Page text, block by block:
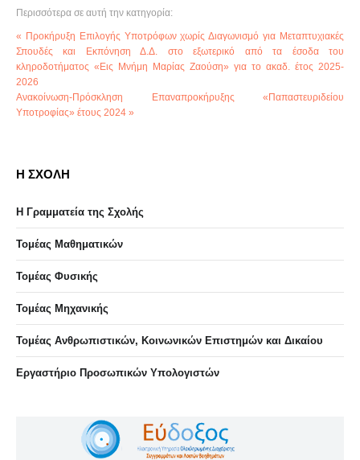
Περισσότερα σε αυτή την κατηγορία:
« Προκήρυξη Επιλογής Υποτρόφων χωρίς Διαγωνισμό για Μεταπτυχιακές
Σπουδές και Εκπόνηση Δ.Δ. στο εξωτερικό από τα έσοδα του
κληροδοτήματος «Εις Μνήμη Μαρίας Ζαούση» για το ακαδ. έτος 2025-
2026
Ανακοίνωση-Πρόσκληση Επαναπροκήρυξης «Παπαστευριδείου
Υποτροφίας» έτους 2024 »
Η ΣΧΟΛΗ
Η Γραμματεία της Σχολής
Τομέας Μαθηματικών
Τομέας Φυσικής
Τομέας Μηχανικής
Τομέας Ανθρωπιστικών, Κοινωνικών Επιστημών και Δικαίου
Eργαστήριo Προσωπικών Υπολογιστών